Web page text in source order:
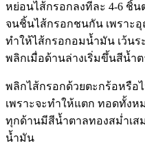
หย่อนไส้กรอกลงทีละ 4-6 ชิ้
จนชิ้นไส้กรอกชนกัน เพราะ
ทำให้ไส้กรอกอมน้ำมัน เว้นร
พลิกเมื่อด้านล่างเริ่มขึ้นสีน้ำ
พลิกไส้กรอกด้วยตะกร้อหรือ
เพราะจะทำให้แตก ทอดทั้งห
ทุกด้านมีสีน้ำตาลทองสม่ำเส
น้ำมัน